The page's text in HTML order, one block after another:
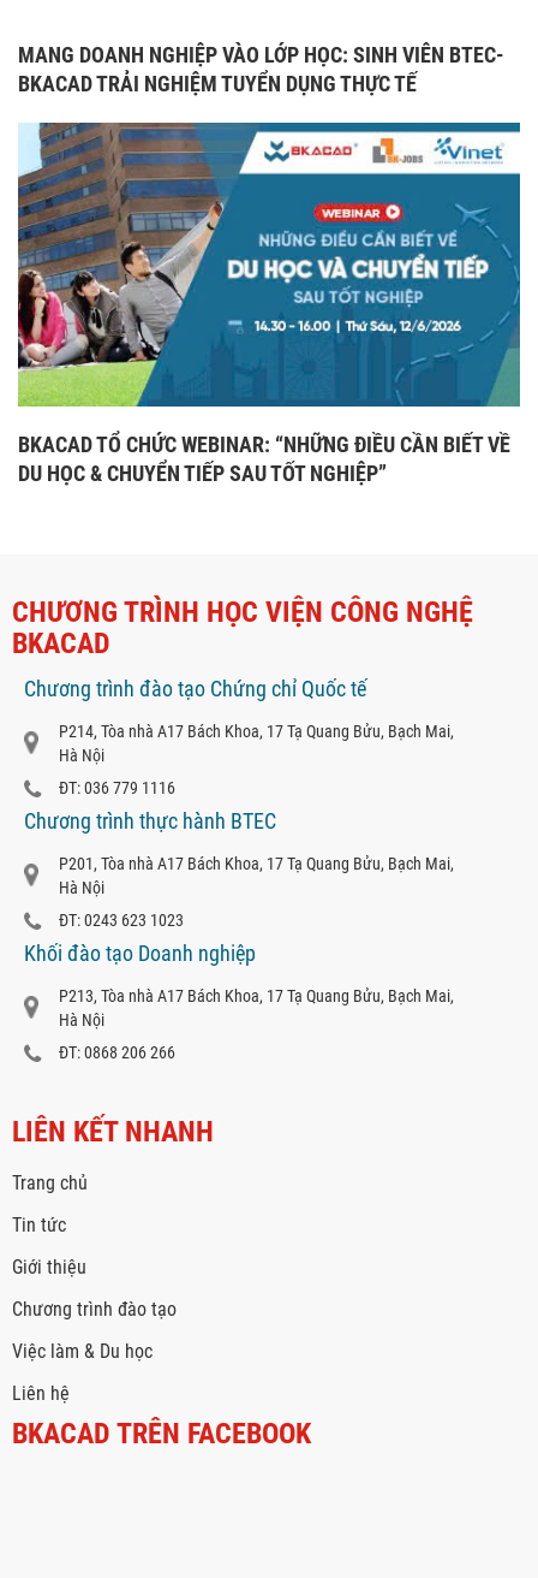
MANG DOANH NGHIỆP VÀO LỚP HỌC: SINH VIÊN BTEC-
BKACAD TRẢI NGHIỆM TUYỂN DỤNG THỰC TẾ
BKACAD TỔ CHỨC WEBINAR: “NHỮNG ĐIỀU CẦN BIẾT VỀ
DU HỌC & CHUYỂN TIẾP SAU TỐT NGHIỆP”
CHƯƠNG TRÌNH HỌC VIỆN CÔNG NGHỆ
BKACAD
Chương trình đào tạo Chứng chỉ Quốc tế
P214, Tòa nhà A17 Bách Khoa, 17 Tạ Quang Bửu, Bạch Mai,
Hà Nội
ĐT: 036 779 1116
Chương trình thực hành BTEC
P201, Tòa nhà A17 Bách Khoa, 17 Tạ Quang Bửu, Bạch Mai,
Hà Nội
ĐT: 0243 623 1023
Khối đào tạo Doanh nghiệp
P213, Tòa nhà A17 Bách Khoa, 17 Tạ Quang Bửu, Bạch Mai,
Hà Nội
ĐT: 0868 206 266
LIÊN KẾT NHANH
Trang chủ
Tin tức
Giới thiệu
Chương trình đào tạo
Việc làm & Du học
Liên hệ
BKACAD TRÊN FACEBOOK